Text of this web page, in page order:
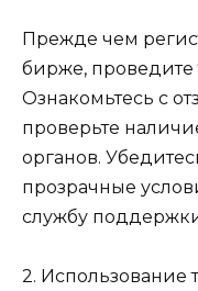
Прежде чем
бирже, проведите
Ознакомьтесь с
проверьте
органов.
прозрачные
службу
2. Использование